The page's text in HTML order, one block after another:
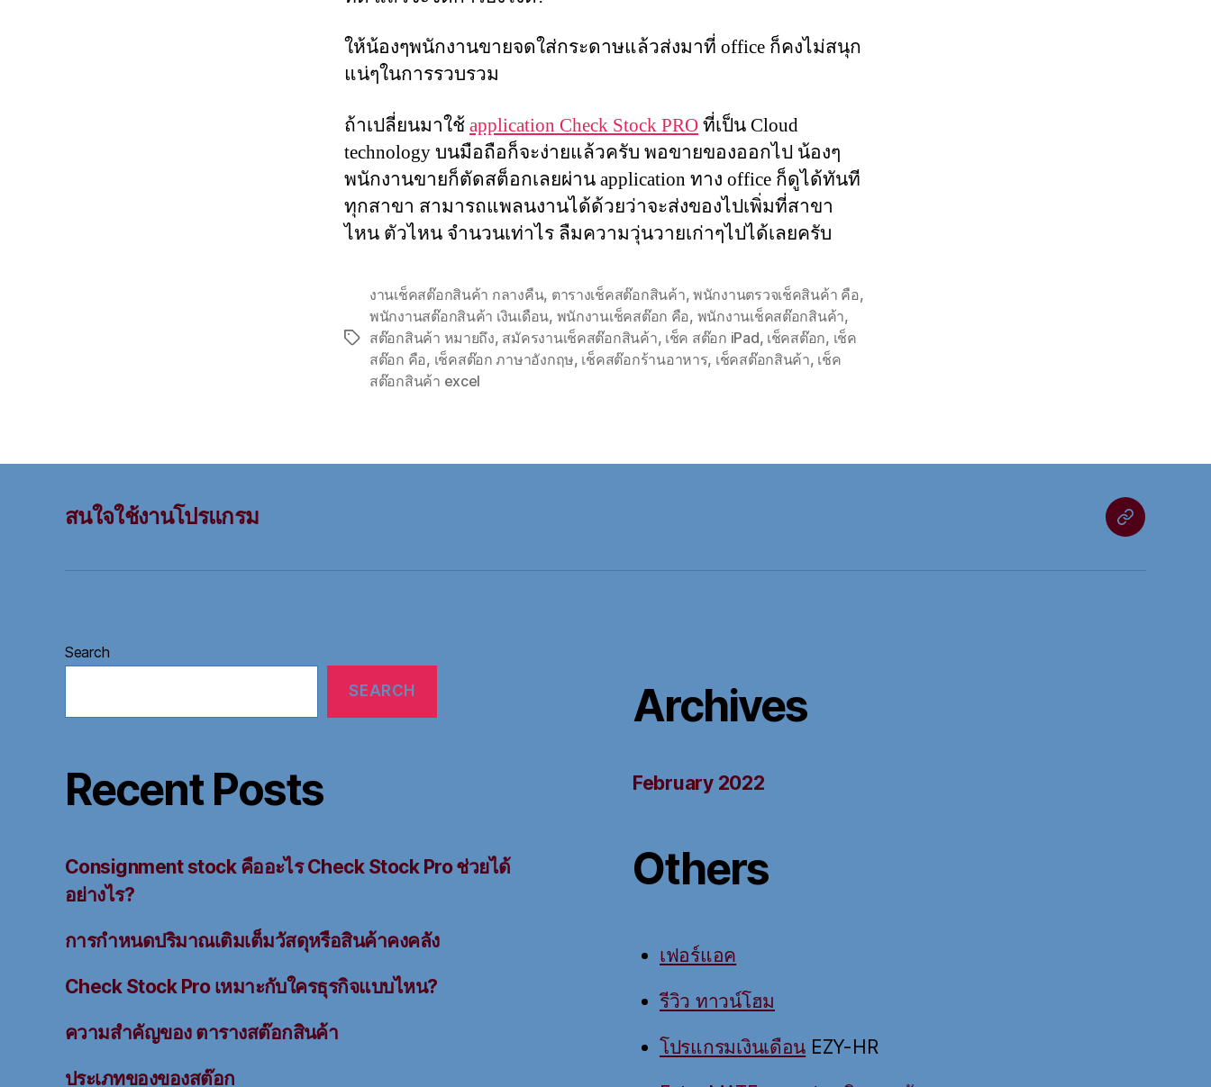
ให้น้องๆพนักงานขายจดใส่กระดาษแล้วส่งมาที่ office ก็คงไม่สนุก
แน่ๆในการรวบรวม
ถ้าเปลี่ยนมาใช้application Check Stock PROที่เป็น Cloud
technology บนมือถือก็จะง่ายแล้วครับ พอขายของออกไป น้องๆ
พนักงานขายก็ตัดสต็อกเลยผ่าน application ทาง office ก็ดูได้ทันที
ทุกสาขา สามารถแพลนงานได้ด้วยว่าจะส่งของไปเพิ่มที่สาขา
ไหน ตัวไหน จำนวนเท่าไร ลืมความวุ่นวายเก่าๆไปได้เลยครับ
Tags
งานเช็คสต๊อกสินค้า กลางคืน, ตารางเช็คสต๊อกสินค้า, พนักงานตรวจเช็คสินค้า คือ,
พนักงานสต๊อกสินค้า เงินเดือน, พนักงานเช็คสต๊อก คือ, พนักงานเช็คสต๊อกสินค้า,
สต๊อกสินค้า หมายถึง, สมัครงานเช็คสต๊อกสินค้า, เช็ค สต๊อก iPad, เช็คสต๊อก, เช็ค
สต๊อก คือ, เช็คสต๊อก ภาษาอังกฤษ, เช็คสต๊อกร้านอาหาร, เช็คสต๊อกสินค้า, เช็ค
สต๊อกสินค้า excel
สนใจใช้งานโปรแกรม
สนใจ
งาน
Search
SEARCH
Recent Posts
Consignment stock คืออะไร Check Stock Pro ช่วยได้
อย่างไร?
การกำหนดปริมาณเติมเต็มวัสดุหรือสินค้าคงคลัง
Check Stock Pro เหมาะกับใครธุรกิจแบบไหน?
ความสำคัญของ ตารางสต๊อกสินค้า
ประเภทของของสต๊อก
Archives
February 2022
Others
เฟอร์แอค
รีวิว ทาวน์โฮม
โปรแกรมเงินเดือน EZY-HR